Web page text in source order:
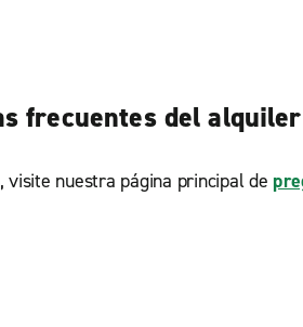
frecuentes del
visite nuestra página principal de